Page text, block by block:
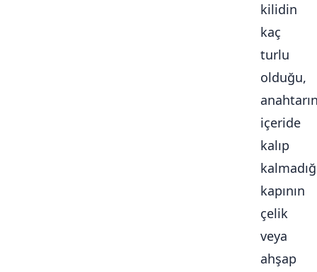
kilidin
kaç
turlu
olduğu,
içeride
kalıp
kapının
çelik
veya
ahşap